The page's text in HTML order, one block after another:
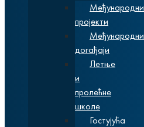
Међународни
пројекти
Међународни
догађаји
Летње
и
пролећне
школе
Гостујућа